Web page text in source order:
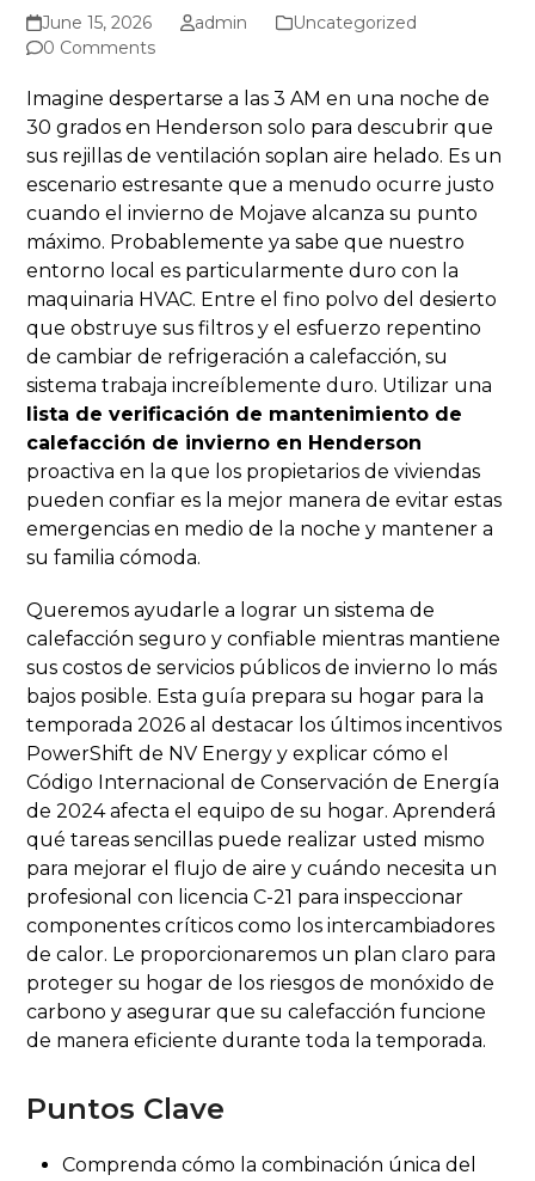
June 15, 2026 admin
Uncategorized
0 Comments
Imagine despertarse a las 3 AM en una noche de
30 grados en Henderson solo para descubrir que
sus rejillas de ventilación soplan aire helado. Es un
escenario estresante que a menudo ocurre justo
cuando el invierno de Mojave alcanza su punto
máximo. Probablemente ya sabe que nuestro
entorno local es particularmente duro con la
maquinaria HVAC. Entre el fino polvo del desierto
que obstruye sus filtros y el esfuerzo repentino
de cambiar de refrigeración a calefacción, su
sistema trabaja increíblemente duro. Utilizar una
lista de verificación de mantenimiento de
calefacción de invierno en Henderson
proactiva en la que los propietarios de viviendas
pueden confiar es la mejor manera de evitar estas
emergencias en medio de la noche y mantener a
su familia cómoda.
Queremos ayudarle a lograr un sistema de
calefacción seguro y confiable mientras mantiene
sus costos de servicios públicos de invierno lo más
bajos posible. Esta guía prepara su hogar para la
temporada 2026 al destacar los últimos incentivos
PowerShift de NV Energy y explicar cómo el
Código Internacional de Conservación de Energía
de 2024 afecta el equipo de su hogar. Aprenderá
qué tareas sencillas puede realizar usted mismo
para mejorar el flujo de aire y cuándo necesita un
profesional con licencia C-21 para inspeccionar
componentes críticos como los intercambiadores
de calor. Le proporcionaremos un plan claro para
proteger su hogar de los riesgos de monóxido de
carbono y asegurar que su calefacción funcione
de manera eficiente durante toda la temporada.
Puntos Clave
Comprenda cómo la combinación única del